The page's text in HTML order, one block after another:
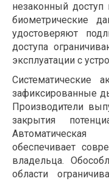
незаконный
биометрические
удостоверяют
доступа
эксплуатации с
Систематические
зафиксированные
Производители
закрытия
Автоматическая
обеспечивает
владельца.
области